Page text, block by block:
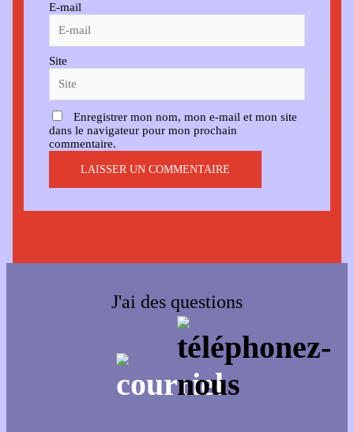
E-mail
Site
Enregistrer mon nom, mon e-mail et mon site
dans le navigateur pour mon prochain
commentaire.
J'ai des questions